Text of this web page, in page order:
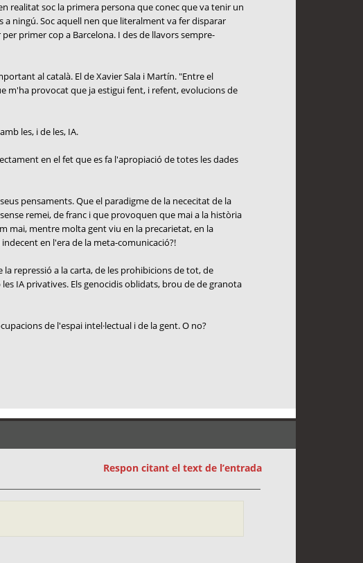
realitat soc la primera persona que conec que va tenir un
ningú. Soc aquell nen que literalment va fer disparar
primer cop a Barcelona. I des de llavors sempre-
al català. El de Xavier Sala i Martín. "Entre el
m'ha provocat que ja estigui fent, i refent, evolucions de
les, i de les, IA.
en el fet que es fa l'apropiació de totes les dades
pensaments. Que el paradigme de la nececitat de la
remei, de franc i que provoquen que mai a la història
mai, mentre molta gent viu en la precarietat, en la
en l'era de la meta-comunicació?!
repressió a la carta, de les prohibicions de tot, de
IA privatives. Els genocidis oblidats, brou de de granota
de l'espai intel·lectual i de la gent. O no?
Respon citant el text de l’entrada